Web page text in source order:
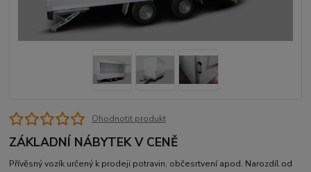
Ohodnotit produkt
ZÁKLADNÍ NÁBYTEK V CENĚ
Přívěsný vozík určený k prodeji potravin, občesrtvení apod. Narozdíl od